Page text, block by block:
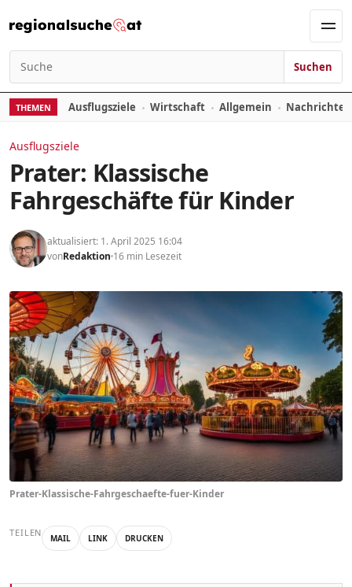
Suchen nach:
Suchen
THEMEN Ausflugsziele Wirtschaft Allgemein
Ausflugsziele
Prater: Klassische
Fahrgeschäfte für Kinder
aktualisiert: 1. April 2025 16:04
vonRedaktion 16 min Lesezeit
Prater-Klassische-Fahrgeschaefte-fuer-Kinder
TEILEN MAIL LINK DRUCKEN